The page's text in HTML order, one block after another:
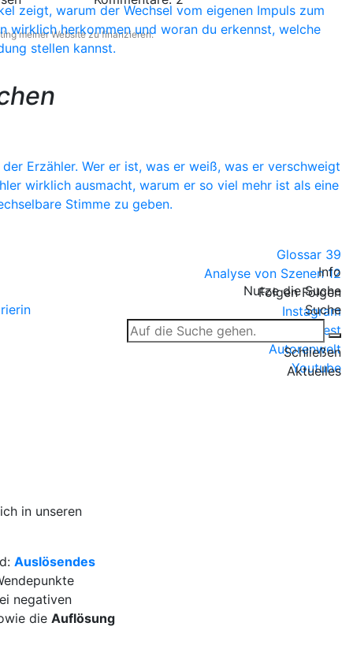
Glossar 39
Analyse von Szenen 12
FolgenFolgen
Instagram
Pinterest
Autorenwelt
Youtube
Info
Nutze die Suche
Suche
Schließen
Aktuelles
zeigt, warum der Wechsel vom eigenen Impuls zum
wirklich herkommen und woran du erkennst, welche
stellen kannst.
Erzähler. Wer er ist, was er weiß, was er verschweigt
wirklich ausmacht, warum er so viel mehr ist als eine
Stimme zu geben.
meiner Website zu finanzieren.
in unseren
Auslösendes
negativen
die Auflösung